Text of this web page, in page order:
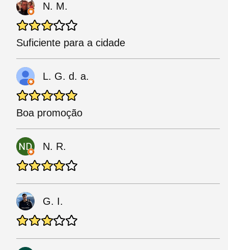
N. M.
Suficiente para a cidade
L. G. d. a.
Boa promoção
N. R.
G. I.